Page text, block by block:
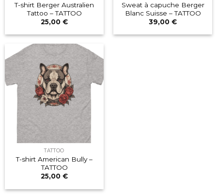
T-shirt Berger Australien
Tattoo – TATTOO
25,00 €
Sweat à capuche Berger
Blanc Suisse – TATTOO
39,00 €
TATTOO
T-shirt American Bully –
TATTOO
25,00 €